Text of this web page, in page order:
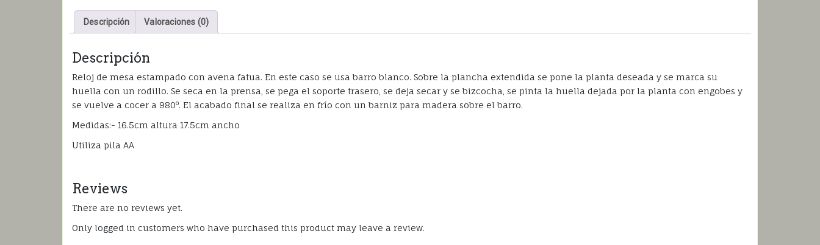
Descripción Valoraciones (0)
Descripción
Reloj de mesa estampado con avena fatua. En este caso se usa barro blanco. Sobre la plancha extendida se pone la planta deseada y se marca su
huella con un rodillo. Se seca en la prensa, se pega el soporte trasero, se deja secar y se bizcocha, se pinta la huella dejada por la planta con engobes y
se vuelve a cocer a 980º. El acabado final se realiza en frío con un barniz para madera sobre el barro.
Medidas:- 16.5cm altura 17.5cm ancho
Utiliza pila AA
Reviews
There are no reviews yet.
Only logged in customers who have purchased this product may leave a review.